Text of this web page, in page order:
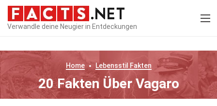
Verwandle deine Neugier in Entdeckungen
Home Lebensstil Fakten
20 Fakten Über Vagaro